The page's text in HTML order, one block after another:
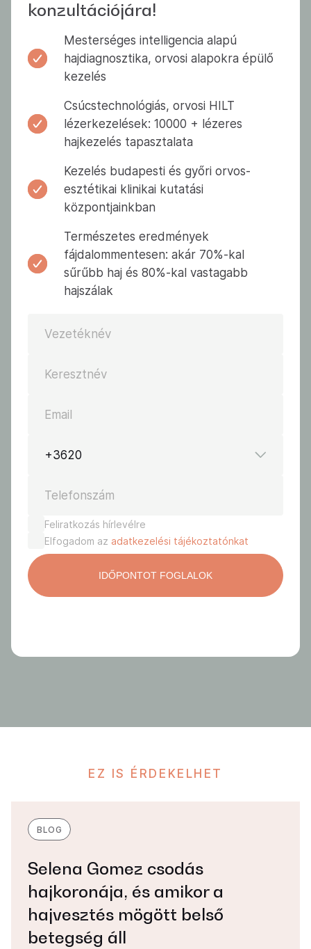
konzultációjára!
Mesterséges intelligencia alapú
hajdiagnosztika, orvosi alapokra épülő
kezelés
Csúcstechnológiás, orvosi HILT
lézerkezelések: 10000 + lézeres
hajkezelés tapasztalata
Kezelés budapesti és győri orvos-
esztétikai klinikai kutatási
központjainkban
Természetes eredmények
fájdalommentesen: akár 70%-kal
sűrűbb haj és 80%-kal vastagabb
hajszálak
Vezetéknév
Keresztnév
Email
+3620
Telefonszám
Feliratkozás hírlevélre
Elfogadom az adatkezelési tájékoztatónkat
EZ IS ÉRDEKELHET
BLOG
Selena Gomez csodás
hajkoronája, és amikor a
hajvesztés mögött belső
betegség áll